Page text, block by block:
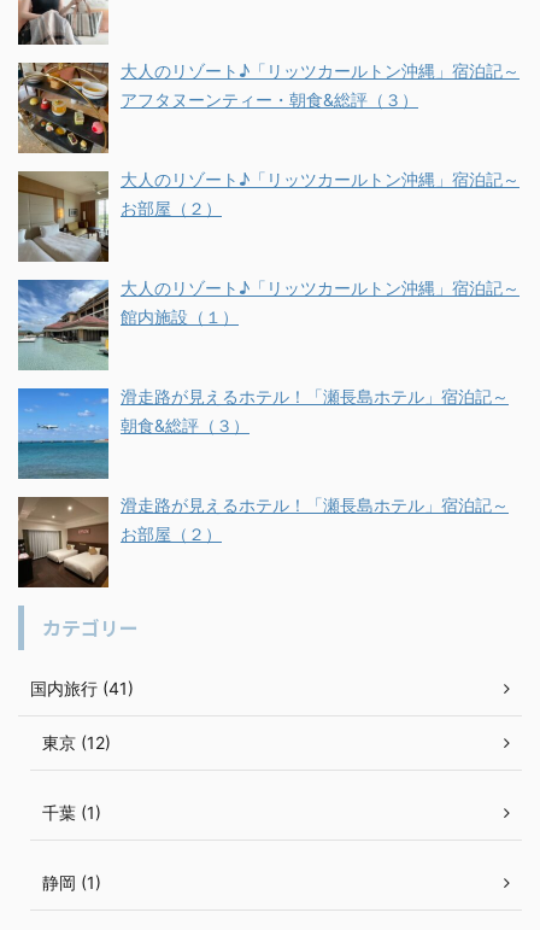
大人のリゾート♪「リッツカールトン沖縄」宿泊記～
アフタヌーンティー・朝食&総評（３）
大人のリゾート♪「リッツカールトン沖縄」宿泊記～
お部屋（２）
大人のリゾート♪「リッツカールトン沖縄」宿泊記～
館内施設（１）
滑走路が見えるホテル！「瀬長島ホテル」宿泊記～
朝食&総評（３）
滑走路が見えるホテル！「瀬長島ホテル」宿泊記～
お部屋（２）
カテゴリー
国内旅行 (41)
東京 (12)
千葉 (1)
静岡 (1)